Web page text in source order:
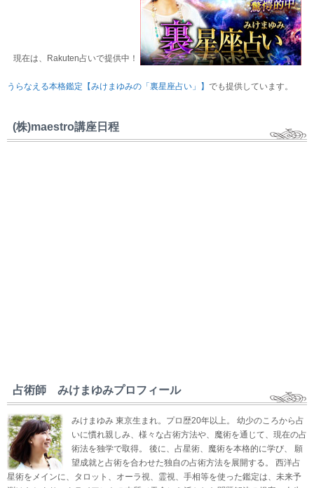
現在は、Rakuten占いで提供中！
うらなえる本格鑑定【みけまゆみの「裏星座占い」】 でも提供しています。
(株)maestro講座日程
占術師 みけまゆみプロフィール
みけまゆみ 東京生まれ。プロ歴20年以上。 幼少のころから占
いに慣れ親しみ、様々な占術方法や、魔術を通じて、現在の占
術法を独学で取得。 後に、占星術、魔術を本格的に学び、 願
望成就と占術を合わせた独自の占術方法を展開する。 西洋占
星術をメインに、タロット、オーラ視、霊視、手相等を使った鑑定は、未来予